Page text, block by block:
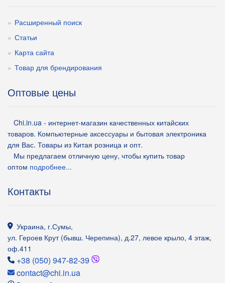
Расширенный поиск
Статьи
Карта сайта
Товар для брендирования
Оптовые цены
Chi.in.ua - интернет-магазин качественных китайских
товаров. Компьютерные аксессуары и бытовая электроника
для Вас. Товары из Китая розница и опт.
Мы предлагаем отличную цену, чтобы купить товар
оптом подробнее...
Контакты
Украина, г.Сумы,
ул. Героев Крут (бывш. Черепина), д.27, левое крыло, 4 этаж,
оф.411
+38 (050) 947-82-39
contact@chi.in.ua